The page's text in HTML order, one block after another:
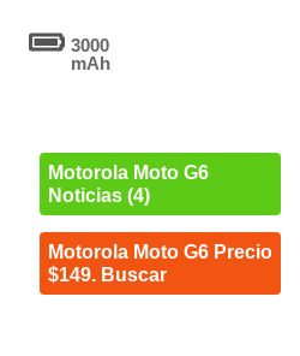
3000
mAh
Motorola Moto G6
Noticias (4)
Motorola Moto G6 Precio
$149. Buscar